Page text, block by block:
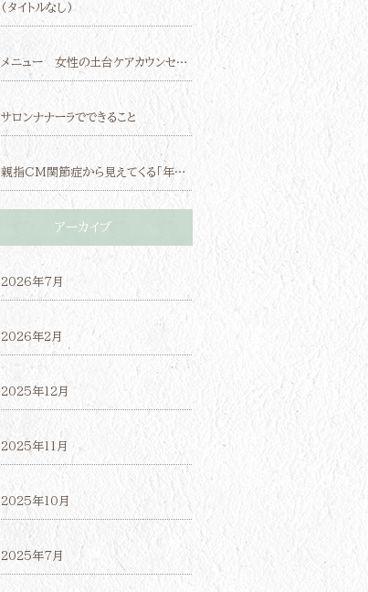
(タイトルなし)
メニュー 女性の土台ケアカウンセリング（モニター価格）のご案内
サロンナナーラでできること
親指CM関節症から見えてくる「年齢のせい」にしないケアの考え方
アーカイブ
2026年7月
2026年2月
2025年12月
2025年11月
2025年10月
2025年7月